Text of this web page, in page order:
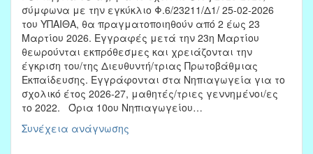
σύμφωνα με την εγκύκλιο Φ.6/23211/Δ1/ 25-02-2026
του ΥΠΑΙΘΑ, θα πραγματοποιηθούν από 2 έως 23
Μαρτίου 2026. Εγγραφές μετά την 23η Μαρτίου
θεωρούνται εκπρόθεσμες και χρειάζονται την
έγκριση του/της Διευθυντή/τριας Πρωτοβάθμιας
Εκπαίδευσης. Εγγράφονται στα Νηπιαγωγεία για το
σχολικό έτος 2026-27, μαθητές/τριες γεννημένοι/ες
το 2022. Όρια 10ου Νηπιαγωγείου…
Συνέχεια ανάγνωσης